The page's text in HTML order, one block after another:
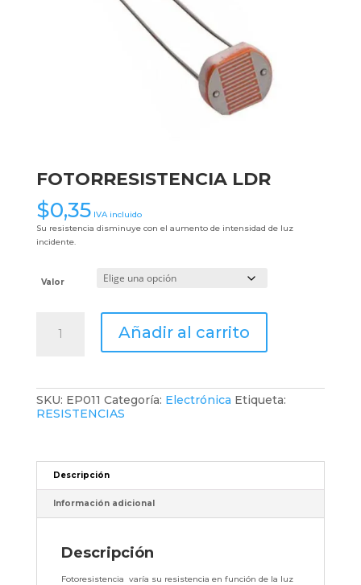
FOTORRESISTENCIA LDR
$0,35 IVA incluido
Su resistencia disminuye con el aumento de intensidad de luz
incidente.
Valor
FOTORRESISTENCIA
Añadir al carrito
SKU: EP011 Categoría: Electrónica Etiqueta:
RESISTENCIAS
Descripción
Información adicional
Descripción
Fotoresistencia varía su resistencia en función de la luz